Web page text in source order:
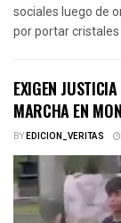
sociales luego de
por portar cristales
EXIGEN
MARCHA EN
BYEDICION_VERITAS